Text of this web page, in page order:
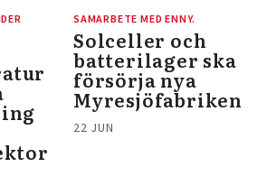
SAMARBETE MED ENNY.
Solceller och
batterilager ska
försörja nya
Myresjöfabriken
22 JUN